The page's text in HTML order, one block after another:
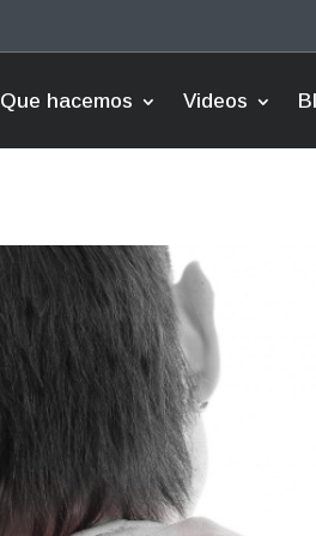
Que hacemos Videos